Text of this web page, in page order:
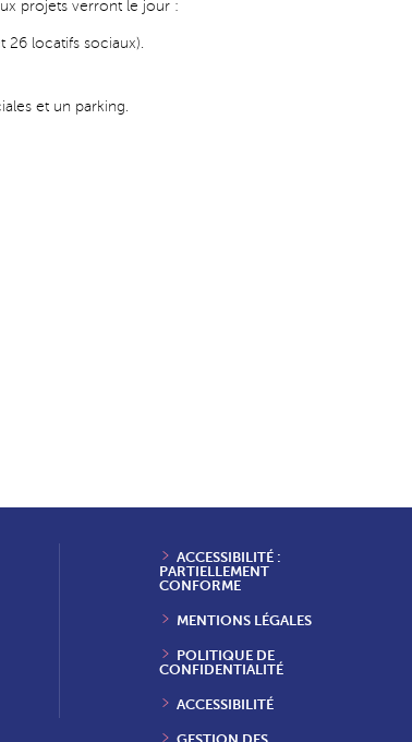
projets verront le jour :
26 locatifs sociaux).
et un parking.
ACCESSIBILITÉ :
PARTIELLEMENT
CONFORME
MENTIONS LÉGALES
POLITIQUE DE
CONFIDENTIALITÉ
ACCESSIBILITÉ